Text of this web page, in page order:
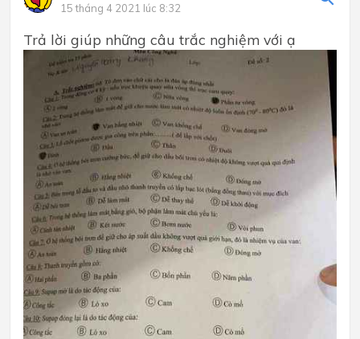
15 tháng 4 2021 lúc 8:32
Trả lời giúp những câu trắc nghiệm với ạ